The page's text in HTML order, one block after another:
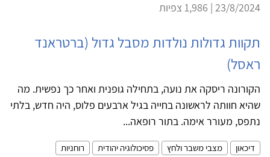
23/8/2024 | 1,986 צפיות
תקוות גדולות נולדות מסבל גדול (ברטראנד
ראסל)
הקורונה ריסקה את נועה, בתחילה גופנית ואחר כך נפשית. מה
שהיא חוותה לראשונה בחייה בגיל ארבעים פלוס, היה חדש, בלתי
נתפס, מעורר אימה. בתור רופאה...
דיכאון מצבי משבר ולחץ פסיכולוגיה יהודית רוחניות